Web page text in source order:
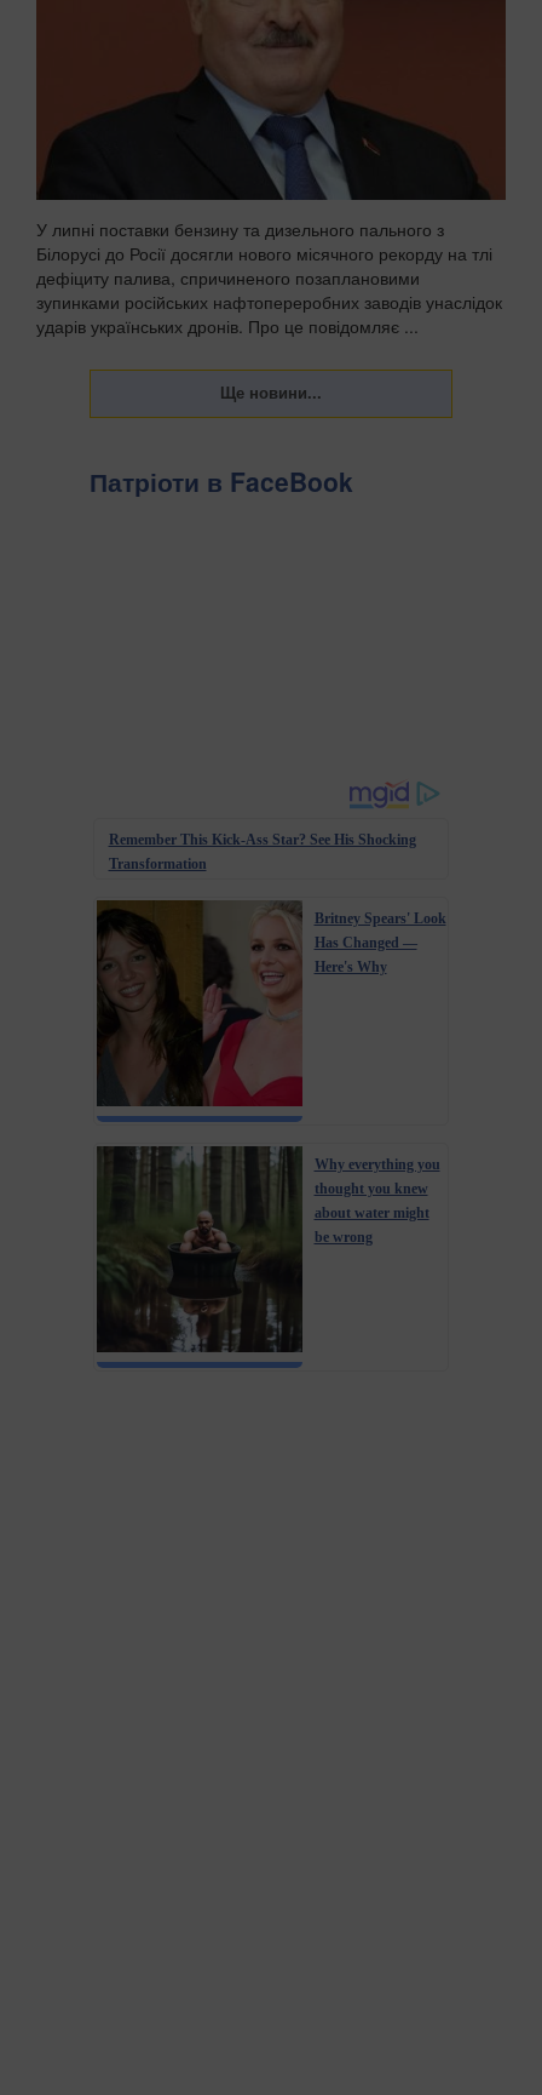
У липні поставки бензину та дизельного пального з
Білорусі до Росії досягли нового місячного рекорду на тлі
дефіциту палива, спричиненого позаплановими
зупинками російських нафтопереробних заводів унаслідок
ударів українських дронів. Про це повідомляє ...
Патріоти в FaceBook
Remember This Kick-Ass Star? See His Shocking
Transformation
Britney Spears' Look
Has Changed —
Here's Why
Why everything you
thought you knew
about water might
be wrong